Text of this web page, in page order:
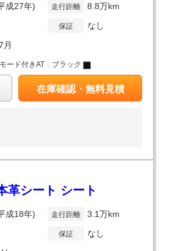
成27年)
月
走行距離 8.8万km
保証 なし
ード付きAT ブラック
在庫確認・無料見積
革シート シート
成18年) 走行距離 3.1万km
保証 なし